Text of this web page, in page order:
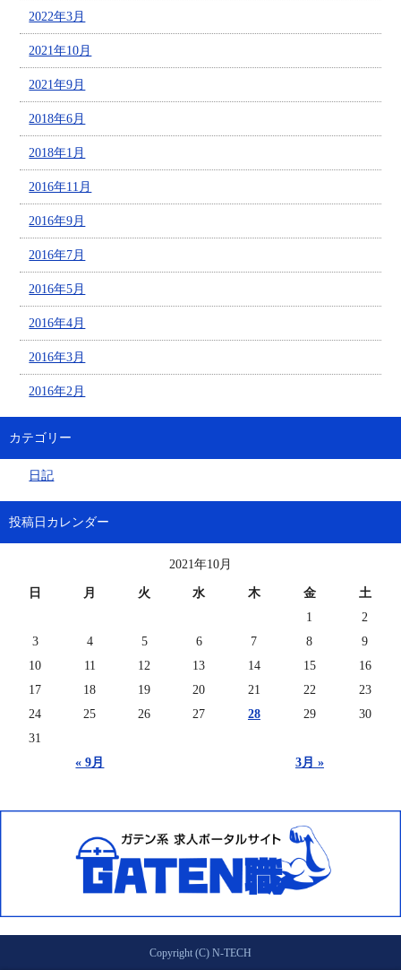
2022年3月
2021年10月
2021年9月
2018年6月
2018年1月
2016年11月
2016年9月
2016年7月
2016年5月
2016年4月
2016年3月
2016年2月
カテゴリー
日記
投稿日カレンダー
2021年10月
日 月 火 水 木 金 土
« 9月 3月 »
1
2
3
4 5 6 7 8
9
10
11 12 13 14 15
16
17
18 19 20 21 22
23
24
25 26 27 28 29
30
31
Copyright (C) N-TECH